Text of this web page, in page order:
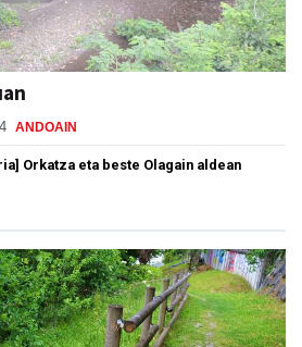
ANDOAIN
Orkatza eta beste Olagain aldean